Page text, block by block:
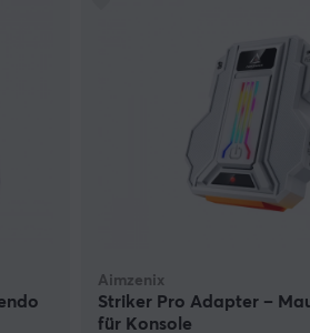
Aimzenix
Striker Pro Adapter –
für Konsole